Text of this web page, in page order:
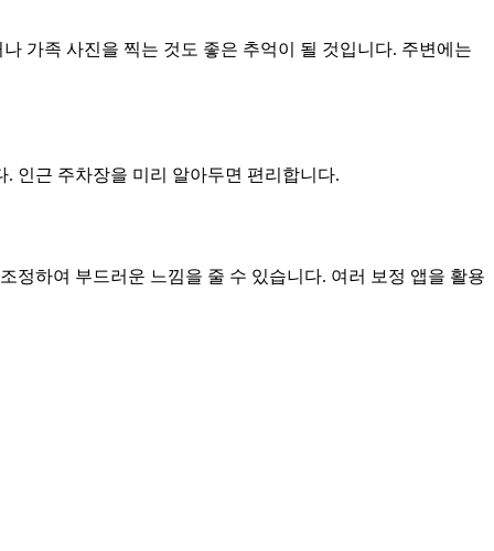
가족 사진을 찍는 것도 좋은 추억이 될 것입니다. 주변에는
인근 주차장을 미리 알아두면 편리합니다.
정하여 부드러운 느낌을 줄 수 있습니다. 여러 보정 앱을 활용